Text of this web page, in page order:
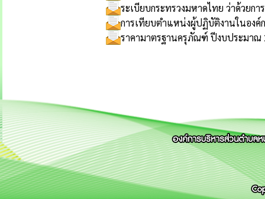
ระเบียบกระทรวงมหาดไทย ว่าด้วย
การเทียบตำแหน่งผู้ปฏิบัติงานในองค์
ราคามาตรฐานครุภัณฑ์ ปีงบประมาณ